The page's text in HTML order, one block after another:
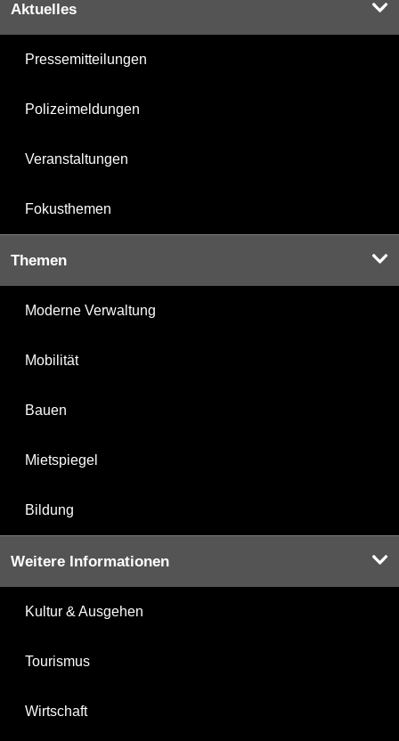
Aktuelles
Pressemitteilungen
Polizeimeldungen
Veranstaltungen
Fokusthemen
Themen
Moderne Verwaltung
Mobilität
Bauen
Mietspiegel
Bildung
Weitere Informationen
Kultur & Ausgehen
Tourismus
Wirtschaft